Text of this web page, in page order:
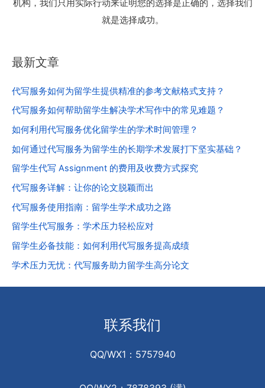
机构，我们只用实际行动来证明您的选择是正确的，选择我们
就是选择成功。
最新文章
代写服务如何为留学生提供精准的参考文献格式支持？
代写服务如何帮助留学生解决学术写作中的常见难题？
如何利用代写服务优化留学生的学术时间管理？
如何通过代写服务为留学生的长期学术发展打下坚实基础？
留学生代写 Assignment 的费用及收费方式探究
代写服务详解：让你的论文脱颖而出
代写服务使用指南：留学生学术成功之路
留学生代写服务：学术压力轻松应对
留学生必备技能：如何利用代写服务提高成绩
学术压力无忧：代写服务助力留学生高分论文
联系我们
QQ/WX1：5757940